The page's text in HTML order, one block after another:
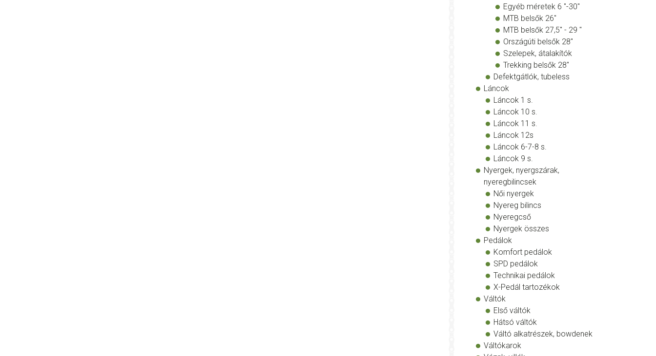
Egyéb méretek 6 "-30"
MTB belsők 26"
MTB belsők 27,5" - 29 "
Országúti belsők 28"
Szelepek, átalakítók
Trekking belsők 28"
Defektgátlók, tubeless
Láncok
Láncok 1 s.
Láncok 10 s.
Láncok 11 s.
Láncok 12s
Láncok 6-7-8 s.
Láncok 9 s.
Nyergek, nyergszárak,
nyeregbilincsek
Női nyergek
Nyereg bilincs
Nyeregcső
Nyergek összes
Pedálok
Komfort pedálok
SPD pedálok
Technikai pedálok
X-Pedál tartozékok
Váltók
Első váltók
Hátsó váltók
Váltó alkatrészek, bowdenek
Váltókarok